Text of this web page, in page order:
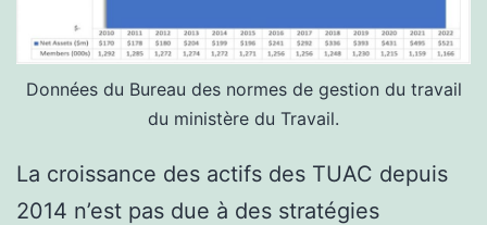
Données du Bureau des normes de gestion du travail
du ministère du Travail.
La croissance des actifs des TUAC depuis
2014 n’est pas due à des stratégies